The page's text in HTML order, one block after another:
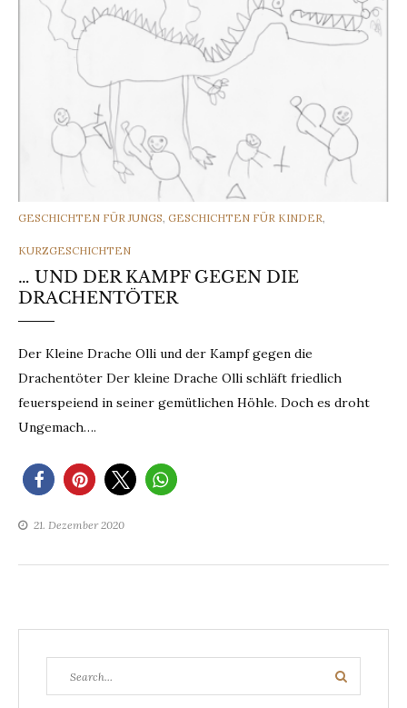
CATEGORIES
GESCHICHTEN FÜR JUNGS GESCHICHTEN FÜR KINDER
KURZGESCHICHTEN
… UND DER KAMPF GEGEN DIE
DRACHENTÖTER
Der Kleine Drache Olli und der Kampf gegen die
Drachentöter Der kleine Drache Olli schläft friedlich
feuerspeiend in seiner gemütlichen Höhle. Doch es droht
Ungemach….
21. Dezember 2020
for:
Search